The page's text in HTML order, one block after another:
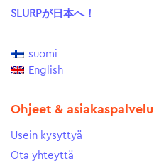
SLURPが日本へ！
suomi
English
Ohjeet & asiakaspalvelu
Usein kysyttyä
Ota yhteyttä